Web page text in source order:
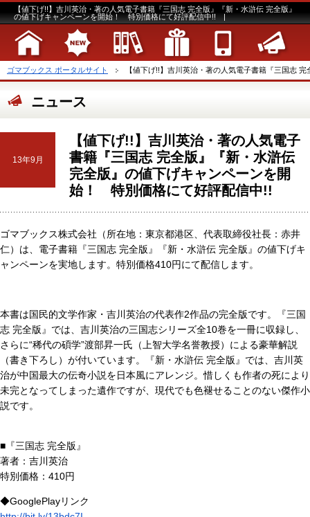
【値下げ!!】吉川英治・著の人気電子書籍『三国志 完全版』『新・水滸伝 完全版』
の値下げキャンペーンを開始！ 特別価格にて好評配信中!! |
ゴマブックス ポータルサイト 【値下げ!!】吉川英治・著の人気電子書籍『三国志
ニュース
13年9月
【値下げ!!】吉川英治・著の人気電子
書籍『三国志 完全版』『新・水滸伝
完全版』の値下げキャンペーンを開
始！ 特別価格にて好評配信中!!
ゴマブックス株式会社（所在地：東京都港区、代表取締役社長：赤井
仁）は、電子書籍『三国志 完全版』『新・水滸伝 完全版』の値下げキ
ャンペーンを実地します。特別価格410円にて配信します。
本書は国民的文学作家・吉川英治の代表作2作品の完全版です。『三国
志 完全版』では、吉川英治の三国志シリーズ全10巻を一冊に収録し、
さらに“稀代の碩学”渡部昇一氏（上智大学名誉教授）による豪華解説
（書き下ろし）が付いています。『新・水滸伝 完全版』では、吉川英
治が中国最大の伝奇小説を日本風にアレンジ。惜しくも作者の死により
未完となってしまった遺作ですが、現代でも色褪せることのない傑作小
説です。
■『三国志 完全版』
著者：吉川英治
特別価格：410円
◆GooglePlayリンク